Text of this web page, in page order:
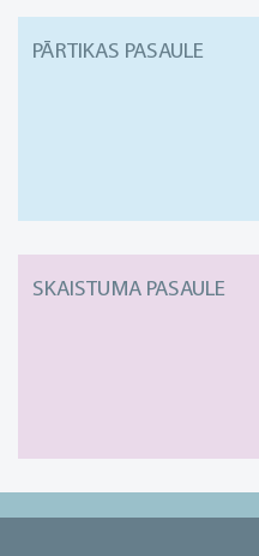
PĀRTIKAS PASAULE
SKAISTUMA PASAULE